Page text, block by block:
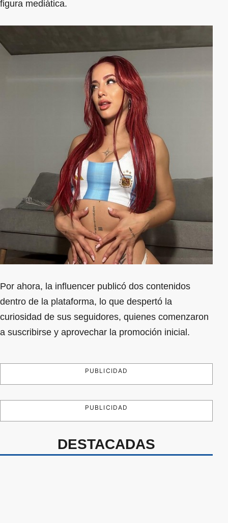
figura mediática.
Por ahora, la influencer publicó dos contenidos
dentro de la plataforma, lo que despertó la
curiosidad de sus seguidores, quienes comenzaron
a suscribirse y aprovechar la promoción inicial.
PUBLICIDAD
PUBLICIDAD
DESTACADAS